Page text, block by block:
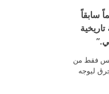
سابقاً
ليس فقط من
ليوجه